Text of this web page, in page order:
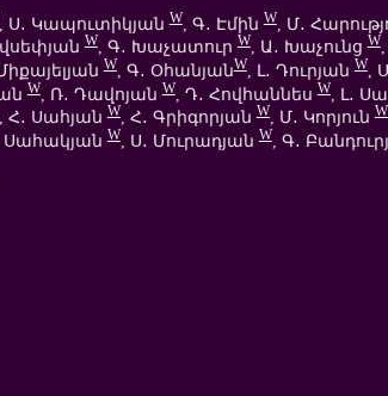
Ս․ ԿապուտիկյանW, Գ․ ԷմինW, Մ․
W, Գ․ ԽաչատուրW, Ա․ ԽաչունցW,
W, Գ․ ՕհանյանW, Լ․ ԴուրյանW,
W, Ռ․ ԴավոյանW, Դ․ ՀովհաննեսW, Լ․
Հ․ ՍահյանW, Հ․ ԳրիգորյանW, Մ․ ԿորյունW
ՍահակյանW, Ս․ ՄուրադյանW, Գ․